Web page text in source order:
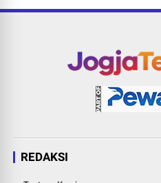
REDAKSI